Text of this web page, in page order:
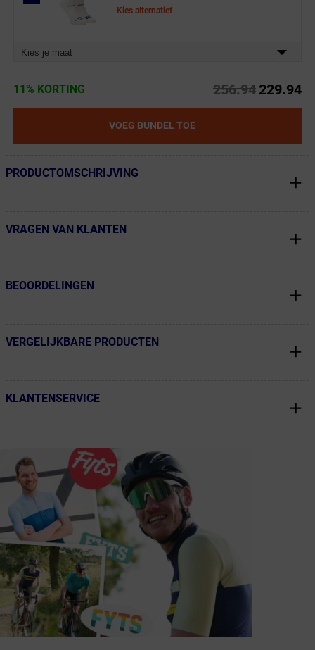
Kies alternatief
Kies je maat
11% KORTING 256.94 229.94
VOEG BUNDEL TOE
← Terug naar productnavigatie
PRODUCTOMSCHRIJVING
← Terug naar productnavigatie
VRAGEN VAN KLANTEN
← Terug naar productnavigatie
BEOORDELINGEN
← Terug naar productnavigatie
VERGELIJKBARE PRODUCTEN
← Terug naar productnavigatie
KLANTENSERVICE